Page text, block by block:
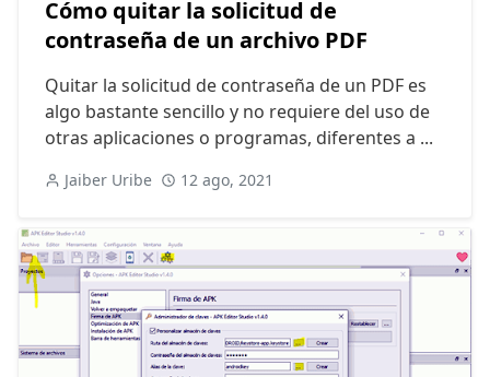
Cómo quitar la solicitud de
contraseña de un archivo PDF
Quitar la solicitud de contraseña de un PDF es
algo bastante sencillo y no requiere del uso de
otras aplicaciones o programas, diferentes a ...
Jaiber Uribe 12 ago, 2021